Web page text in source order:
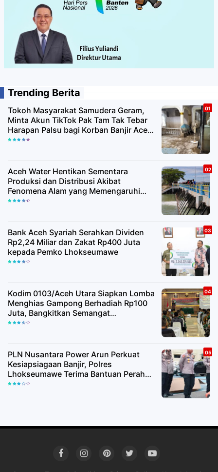
Trending Berita
Tokoh Masyarakat Samudera Geram,
Minta Akun TikTok Pak Tam Tak Tebar
Harapan Palsu bagi Korban Banjir Aceh
Utara
Aceh Water Hentikan Sementara
Produksi dan Distribusi Akibat
Fenomena Alam yang Memengaruhi
Kualitas Air Baku
Bank Aceh Syariah Serahkan Dividen
Rp2,24 Miliar dan Zakat Rp400 Juta
kepada Pemko Lhokseumawe
Kodim 0103/Aceh Utara Siapkan Lomba
Menghias Gampong Berhadiah Rp100
Juta, Bangkitkan Semangat
Kemerdekaan hingga Pelosok Desa
PLN Nusantara Power Arun Perkuat
Kesiapsiagaan Banjir, Polres
Lhokseumawe Terima Bantuan Perahu
Karet